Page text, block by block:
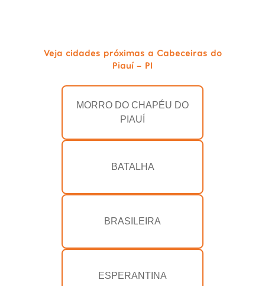
Veja cidades próximas a Cabeceiras do
Piauí - PI
MORRO DO CHAPÉU DO
PIAUÍ
BATALHA
BRASILEIRA
ESPERANTINA